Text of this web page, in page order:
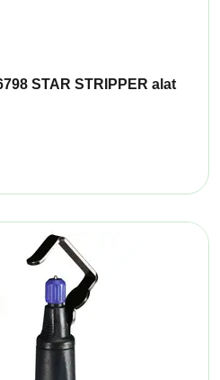
STAR STRIPPER alat